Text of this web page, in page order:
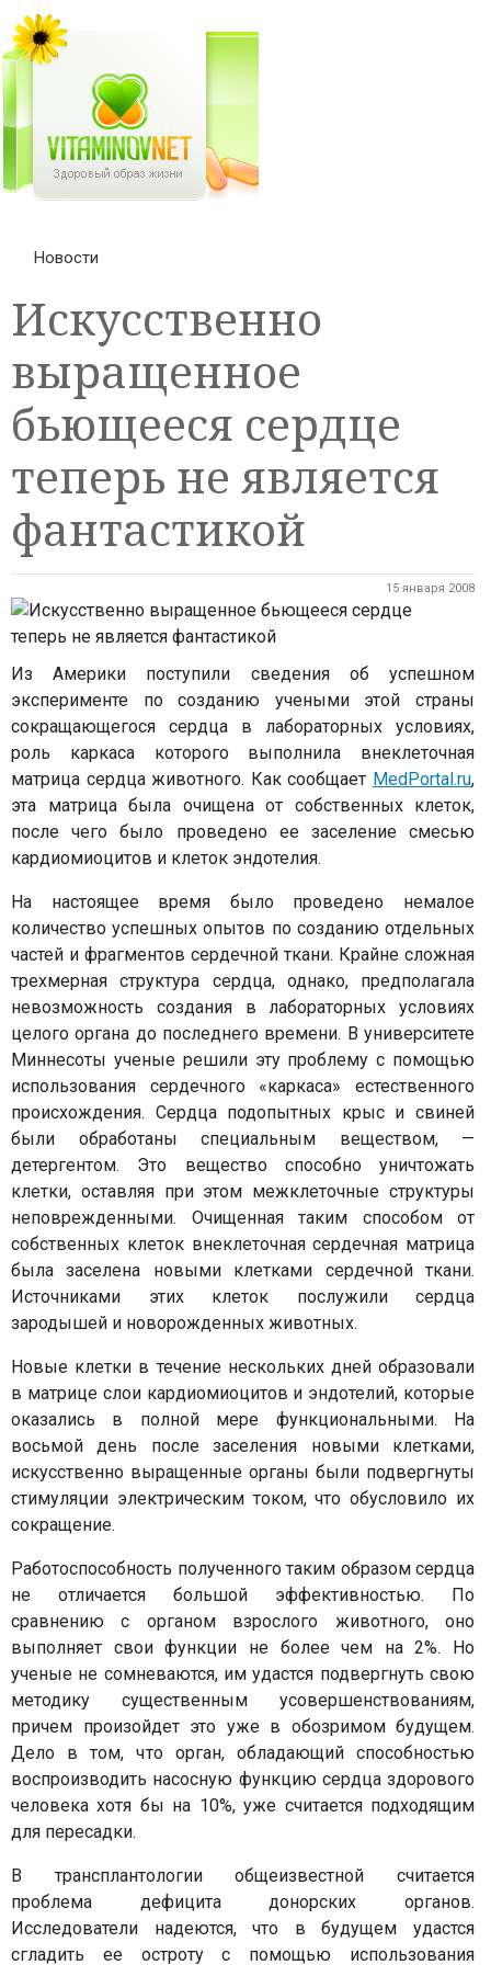
Новости
Искусственно
выращенное
бьющееся сердце
теперь не является
фантастикой
15 января 2008
Из Америки поступили сведения об успешном
эксперименте по созданию учеными этой страны
сокращающегося сердца в лабораторных условиях,
роль каркаса которого выполнила внеклеточная
матрица сердца животного. Как сообщает MedPortal.ru,
эта матрица была очищена от собственных клеток,
после чего было проведено ее заселение смесью
кардиомиоцитов и клеток эндотелия.
На настоящее время было проведено немалое
количество успешных опытов по созданию отдельных
частей и фрагментов сердечной ткани. Крайне сложная
трехмерная структура сердца, однако, предполагала
невозможность создания в лабораторных условиях
целого органа до последнего времени. В университете
Миннесоты ученые решили эту проблему с помощью
использования сердечного «каркаса» естественного
происхождения. Сердца подопытных крыс и свиней
были обработаны специальным веществом, —
детергентом. Это вещество способно уничтожать
клетки, оставляя при этом межклеточные структуры
неповрежденными. Очищенная таким способом от
собственных клеток внеклеточная сердечная матрица
была заселена новыми клетками сердечной ткани.
Источниками этих клеток послужили сердца
зародышей и новорожденных животных.
Новые клетки в течение нескольких дней образовали
в матрице слои кардиомиоцитов и эндотелий, которые
оказались в полной мере функциональными. На
восьмой день после заселения новыми клетками,
искусственно выращенные органы были подвергнуты
стимуляции электрическим током, что обусловило их
сокращение.
Работоспособность полученного таким образом сердца
не отличается большой эффективностью. По
сравнению с органом взрослого животного, оно
выполняет свои функции не более чем на 2%. Но
ученые не сомневаются, им удастся подвергнуть свою
методику существенным усовершенствованиям,
причем произойдет это уже в обозримом будущем.
Дело в том, что орган, обладающий способностью
воспроизводить насосную функцию сердца здорового
человека хотя бы на 10%, уже считается подходящим
для пересадки.
В трансплантологии общеизвестной считается
проблема дефицита донорских органов.
Исследователи надеются, что в будущем удастся
сгладить ее остроту с помощью использования